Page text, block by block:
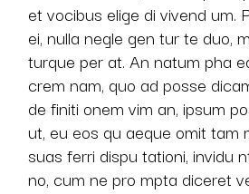
et vocibus elige di vivend um.
ei, nulla negle gen tur te duo,
turque per at. An natum pha
crem nam, quo ad posse
de finiti onem vim an, ipsum
ut, eu eos qu aeque omit tam
suas ferri dispu tationi, invidu
no, cum ne pro mpta diceret